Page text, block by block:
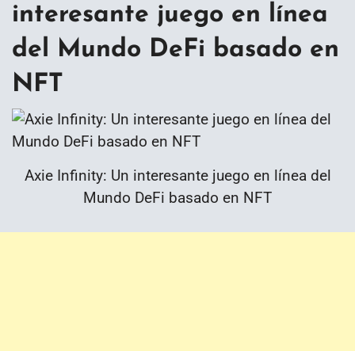
interesante juego en línea
del Mundo DeFi basado en
NFT
Axie Infinity: Un interesante juego en línea del
Mundo DeFi basado en NFT